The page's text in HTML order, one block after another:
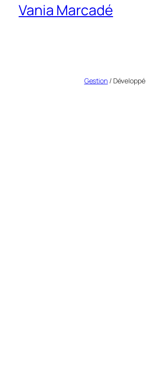
Vania Marcadé
Gestion/